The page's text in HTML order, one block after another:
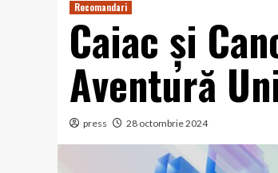
Recomandari
Caiac și
Aventură
press 28 octombrie 2024